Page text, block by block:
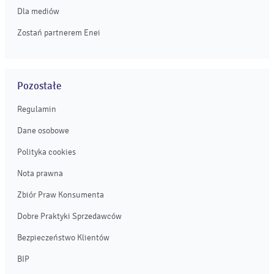
Dla mediów
Zostań partnerem Enei
Pozostałe
Regulamin
Dane osobowe
Polityka cookies
Nota prawna
Zbiór Praw Konsumenta
Dobre Praktyki Sprzedawców
Bezpieczeństwo Klientów
BIP